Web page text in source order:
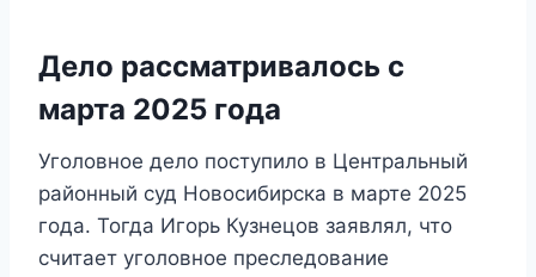
Дело рассматривалось с
марта 2025 года
Уголовное дело поступило в Центральный
районный суд Новосибирска в марте 2025
года. Тогда Игорь Кузнецов заявлял, что
считает уголовное преследование